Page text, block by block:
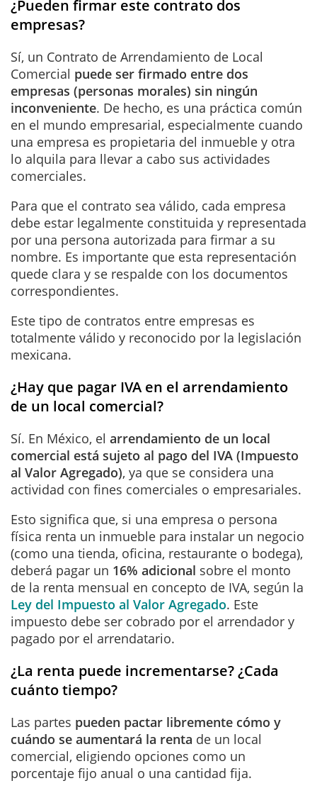
¿Pueden firmar este contrato dos
empresas?
Sí, un Contrato de Arrendamiento de Local
Comercial puede ser firmado entre dos
empresas (personas morales) sin ningún
inconveniente. De hecho, es una práctica común
en el mundo empresarial, especialmente cuando
una empresa es propietaria del inmueble y otra
lo alquila para llevar a cabo sus actividades
comerciales.
Para que el contrato sea válido, cada empresa
debe estar legalmente constituida y representada
por una persona autorizada para firmar a su
nombre. Es importante que esta representación
quede clara y se respalde con los documentos
correspondientes.
Este tipo de contratos entre empresas es
totalmente válido y reconocido por la legislación
mexicana.
¿Hay que pagar IVA en el arrendamiento
de un local comercial?
Sí. En México, el arrendamiento de un local
comercial está sujeto al pago del IVA (Impuesto
al Valor Agregado), ya que se considera una
actividad con fines comerciales o empresariales.
Esto significa que, si una empresa o persona
física renta un inmueble para instalar un negocio
(como una tienda, oficina, restaurante o bodega),
deberá pagar un 16% adicional sobre el monto
de la renta mensual en concepto de IVA, según la
Ley del Impuesto al Valor Agregado. Este
impuesto debe ser cobrado por el arrendador y
pagado por el arrendatario.
¿La renta puede incrementarse? ¿Cada
cuánto tiempo?
Las partes pueden pactar libremente cómo y
cuándo se aumentará la renta de un local
comercial, eligiendo opciones como un
porcentaje fijo anual o una cantidad fija.